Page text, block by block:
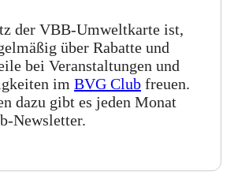
der VBB-Umweltkarte ist,
über Rabatte und
bei Veranstaltungen und
im BVG Club freuen.
dazu gibt es jeden Monat
Newsletter.